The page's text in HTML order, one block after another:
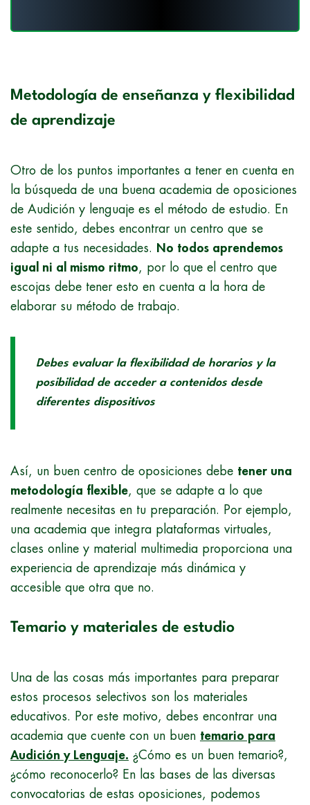
Metodología de enseñanza y flexibilidad
de aprendizaje
Otro de los puntos importantes a tener en cuenta en
la búsqueda de una buena academia de oposiciones
de Audición y lenguaje es el método de estudio. En
este sentido, debes encontrar un centro que se
adapte a tus necesidades.
No todos aprendemos
igual ni al mismo ritmo , por lo que el centro que
escojas debe tener esto en cuenta a la hora de
elaborar su método de trabajo.
Debes evaluar la flexibilidad de horarios y la
posibilidad de acceder a contenidos desde
diferentes dispositivos
Así, un buen centro de oposiciones debe tener una
metodología flexible , que se adapte a lo que
realmente necesitas en tu preparación. Por ejemplo,
una academia que integra plataformas virtuales,
clases online y material multimedia proporciona una
experiencia de aprendizaje más dinámica y
accesible que otra que no.
Temario y materiales de estudio
Una de las cosas más importantes para preparar
estos procesos selectivos son los materiales
educativos. Por este motivo, debes encontrar una
academia que cuente con un buen temario para
Audición y Lenguaje. ¿Cómo es un buen temario?,
¿cómo reconocerlo? En las bases de las diversas
convocatorias de estas oposiciones, podemos